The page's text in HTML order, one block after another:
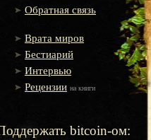
Обратная связь
Врата миров
Бестиарий
Интервью
Рецензии на книги
bitcoin-ом: